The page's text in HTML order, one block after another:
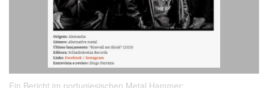
Ein Bericht im portugiesischen Metal Hammer: